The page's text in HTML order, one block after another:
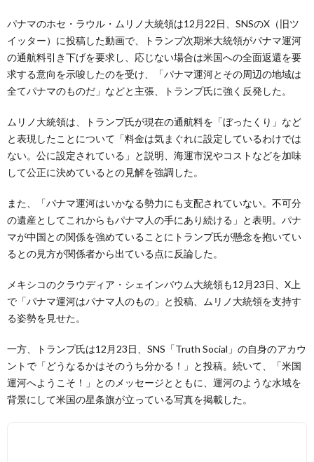
パナマのホセ・ラウル・ムリノ大統領は12月22日、SNSのX（旧ツ
イッター）に投稿した動画で、トランプ次期米大統領がパナマ運河
の通航料引き下げを要求し、応じない場合は米国への全面返還を要
求する意向を示唆したのを受け、「パナマ運河とその周辺の地域は
全てパナマのものだ」などと主張、トランプ氏に強く反発した。
ムリノ大統領は、トランプ氏が現在の通航料を「ぼったくり」など
と表現したことについて「料金は気まぐれに設定しているわけでは
ない。公に設定されている」と説明、海運市況やコストなどを加味
して公正に決めているとの見解を強調した。
また、「パナマ運河はいかなる勢力にも支配されていない。不可分
の遺産としてこれからもパナマ人の手にあり続ける」と表明。パナ
マが中国との関係を強めていることにトランプ氏が懸念を抱いてい
るとの見方が関係者から出ている点に反論した。
メキシコのクラウディア・シェインバウム大統領も12月23日、X上
で「パナマ運河はパナマ人のもの」と投稿、ムリノ大統領を支持す
る姿勢を見せた。
一方、トランプ氏は12月23日、SNS「Truth Social」の自身のアカウ
ントで「どうなるかはそのうち分かる！」と投稿。続いて、「米国
運河へようこそ！」とのメッセージとともに、運河のような水域を
背景にして米国の星条旗が立っている写真を掲載した。